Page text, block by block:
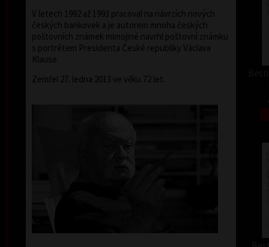
V letech 1992 až 1993 pracoval na návrzích nových
českých bankovek a je autorem mnoha českých
poštovních známek mimojiné navrhl poštovní známku
s portrétem Presidenta České republiky Václava
Klause.
Zemřel 27. ledna 2013 ve věku 72 let.